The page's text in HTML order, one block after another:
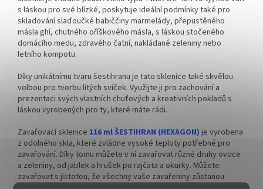
s láskou pro své blízké, poskytuje ideální podmínky také pro
skladování slaďoučké babiččiny marmelády, přepustěného
másla ghí, chutného oříškového másla, s láskou stočeného
domácího medu, zdravého čatní, nakládané zeleniny nebo
letního kompotu.
Díky unikátnímu tvaru šestihranu je tato sklenice také skvělou
volbou pro tvorbu litých svíček. Využijte ji pro zachování a
prezentaci svých vlastních chuťových a kreativních pokladů s
láskou vyrobených pro ty, které máte rádi.
Zavařovací sklenice 116 ml ŠESTIHRAN (HEXAGON) je vyrobena
z odolného skla, které zvládne vysoké teploty potřebné pro
zavařování. Díky tomu můžete v ní zavařovat různé druhy ovoce
a zeleniny, od jablek a hrušek po rajčata a okurky. Můžete
zavařovat s jistotou, že všechny vaše zavařeniny zůstanou